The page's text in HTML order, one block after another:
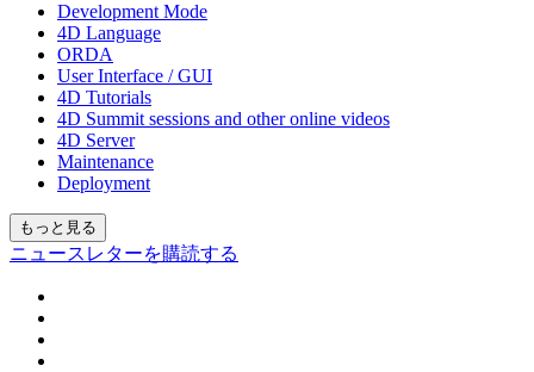
Development Mode
4D Language
ORDA
User Interface / GUI
4D Tutorials
4D Summit sessions and other online videos
4D Server
Maintenance
Deployment
もっと見る
ニュースレターを購読する